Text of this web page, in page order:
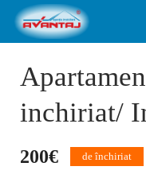
inchiriat/
200€ de închiriat